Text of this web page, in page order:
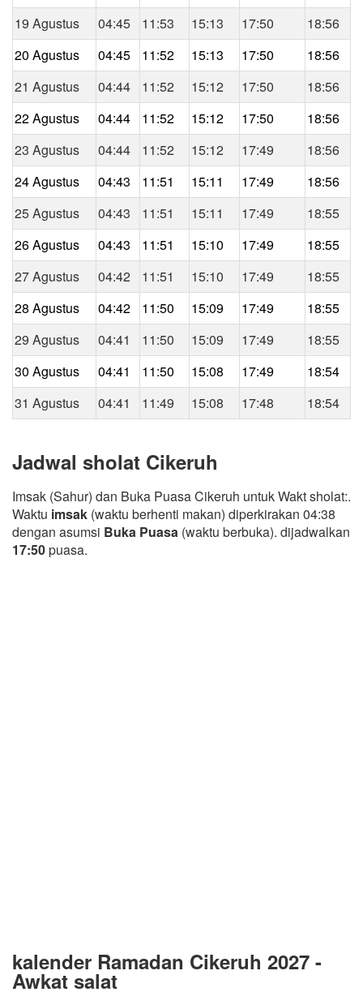
19 Agustus
04:45 11:53 15:13 17:50
18:56
20 Agustus
04:45 11:52 15:13 17:50
18:56
21 Agustus
04:44 11:52 15:12 17:50
18:56
22 Agustus
04:44 11:52 15:12 17:50
18:56
23 Agustus
04:44 11:52 15:12 17:49
18:56
24 Agustus
04:43 11:51 15:11 17:49
18:56
25 Agustus
04:43 11:51 15:11 17:49
18:55
26 Agustus
04:43 11:51 15:10 17:49
18:55
27 Agustus
04:42 11:51 15:10 17:49
18:55
28 Agustus
04:42 11:50 15:09 17:49
18:55
29 Agustus
04:41 11:50 15:09 17:49
18:55
30 Agustus
04:41 11:50 15:08 17:49
18:54
31 Agustus
04:41 11:49 15:08 17:48 18:54
Jadwal sholat Cikeruh
Imsak (Sahur) dan Buka Puasa Cikeruh untuk Wakt sholat:.
Waktu imsak (waktu berhenti makan) diperkirakan 04:38
dengan asumsi Buka Puasa (waktu berbuka). dijadwalkan
17:50puasa.
kalender Ramadan Cikeruh 2027 -
Awkat salat